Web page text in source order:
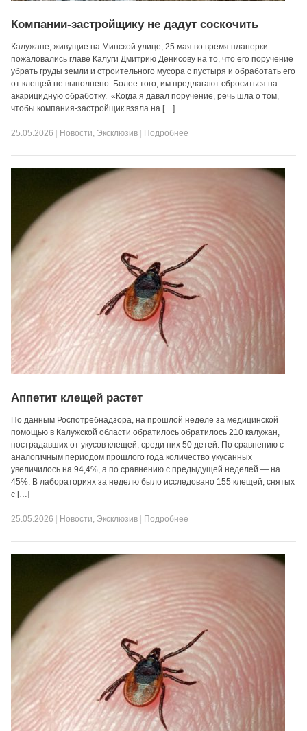
Компании-застройщику не дадут соскочить
Калужане, живущие на Минской улице, 25 мая во время планерки
пожаловались главе Калуги Дмитрию Денисову на то, что его поручение
убрать груды земли и строительного мусора с пустыря и обработать его
от клещей не выполнено. Более того, им предлагают сброситься на
акарицидную обработку. «Когда я давал поручение, речь шла о том,
чтобы компания-застройщик взяла на […]
25.05.2026 Новости, Эксклюзив Подробнее
Аппетит клещей растет
По данным Роспотребнадзора, на прошлой неделе за медицинской
помощью в Калужской области обратилось обратилось 210 калужан,
пострадавших от укусов клещей, среди них 50 детей. По сравнению с
аналогичным периодом прошлого года количество укусанных
увеличилось на 94,4%, а по сравнению с предыдущей неделей — на
45%. В лабораториях за неделю было исследовано 155 клещей, снятых
с […]
25.05.2026 Новости, Эксклюзив Подробнее